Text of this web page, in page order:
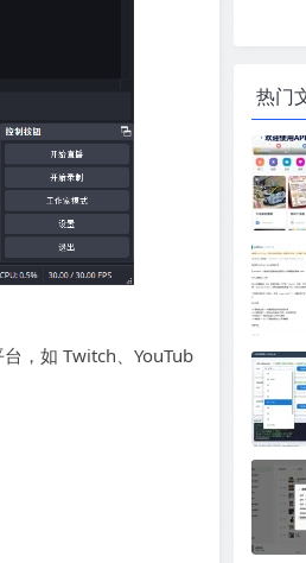
，如 Twitch、YouTub
热门